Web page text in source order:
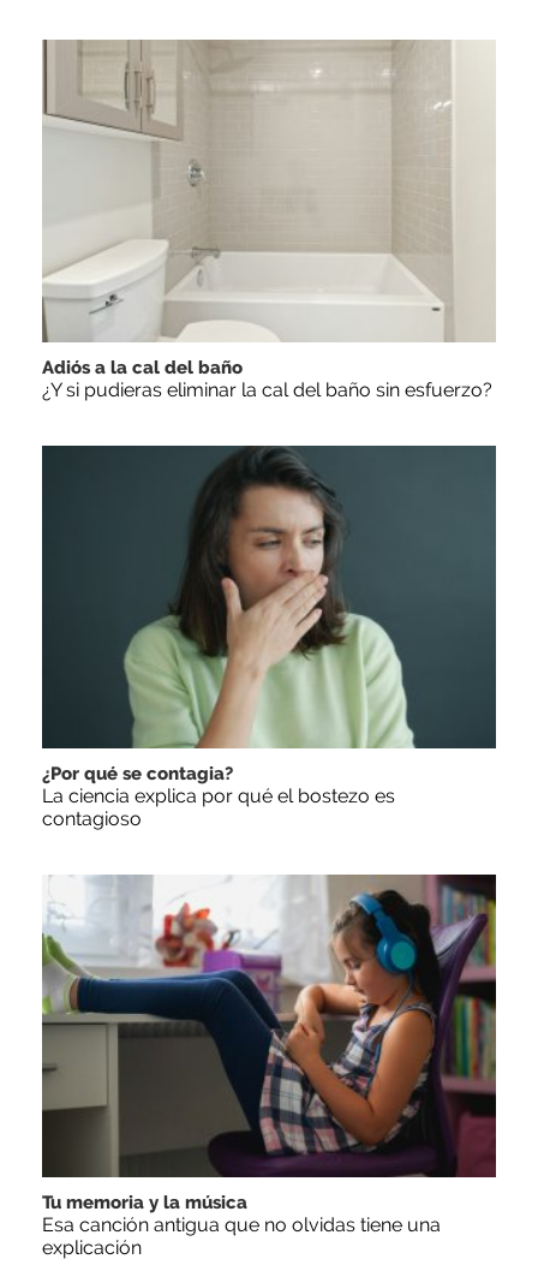
Adiós a la cal del baño
¿Y si pudieras eliminar la cal del baño sin esfuerzo?
¿Por qué se contagia?
La ciencia explica por qué el bostezo es
contagioso
Tu memoria y la música
Esa canción antigua que no olvidas tiene una
explicación